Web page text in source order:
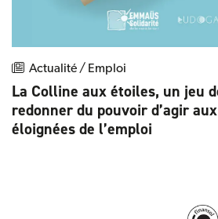
Actualité / Emploi
La Colline aux étoiles, un jeu
redonner du pouvoir d’agir
éloignées de l’emploi